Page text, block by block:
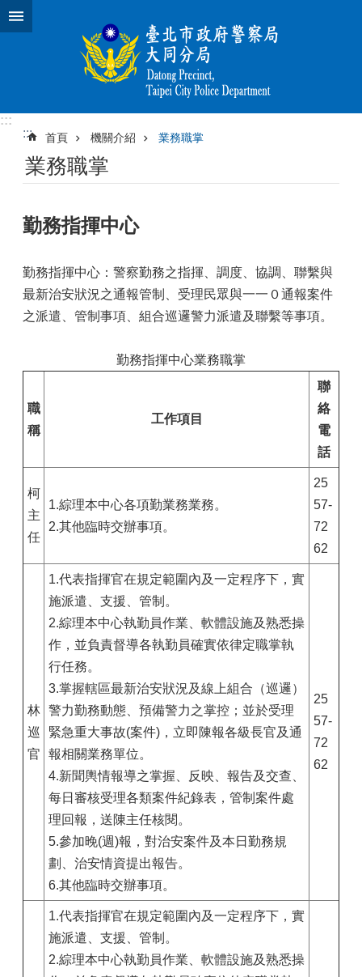
跳到主要內容區塊
:::
:::
首頁 機關介紹 業務職掌
業務職掌
勤務指揮中心
勤務指揮中心：警察勤務之指揮、調度、協調、聯繫與
最新治安狀況之通報管制、受理民眾與一一０通報案件
之派遣、管制事項、組合巡邏警力派遣及聯繫等事項。
勤務指揮中心業務職掌
職
稱
工作項目
聯
絡
電
話
柯
主
任
1.綜理本中心各項勤業務業務。
2.其他臨時交辦事項。
25
57-
72
62
林
巡
官
1.代表指揮官在規定範圍內及一定程序下，實
施派遣、支援、管制。
2.綜理本中心執勤員作業、軟體設施及熟悉操
作，並負責督導各執勤員確實依律定職掌執
行任務。
3.掌握轄區最新治安狀況及線上組合（巡邏）
警力勤務動態、預備警力之掌控；並於受理
緊急重大事故(案件)，立即陳報各級長官及通
報相關業務單位。
4.新聞輿情報導之掌握、反映、報告及交查、
每日審核受理各類案件紀錄表，管制案件處
理回報，送陳主任核閱。
5.參加晚(週)報，對治安案件及本日勤務規
劃、治安情資提出報告。
6.其他臨時交辦事項。
25
57-
72
62
1.代表指揮官在規定範圍內及一定程序下，實
施派遣、支援、管制。
2.綜理本中心執勤員作業、軟體設施及熟悉操